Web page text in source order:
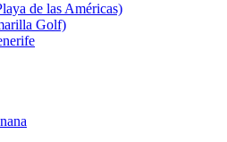
de las Américas)
Golf)